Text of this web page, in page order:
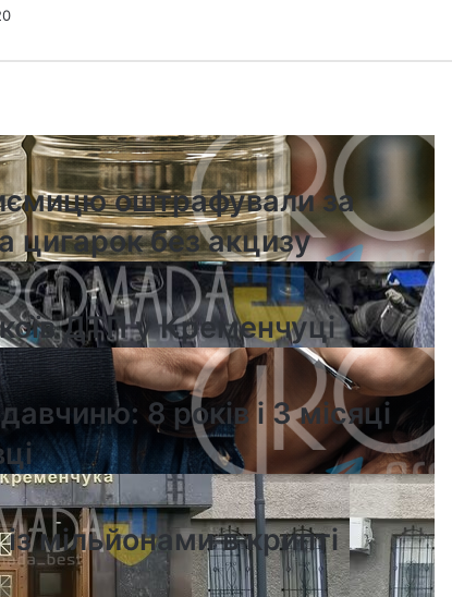
оштрафували за
цигарок без акцизу
ДТП у Кременчуці
8 років і 3 місяці
мільйонами в крипті